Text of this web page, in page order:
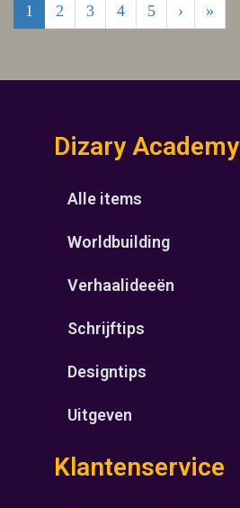
1 2 3 4 5 › »
Dizary Academy
Alle items
Worldbuilding
Verhaalideeën
Schrijftips
Designtips
Uitgeven
Klantenservice